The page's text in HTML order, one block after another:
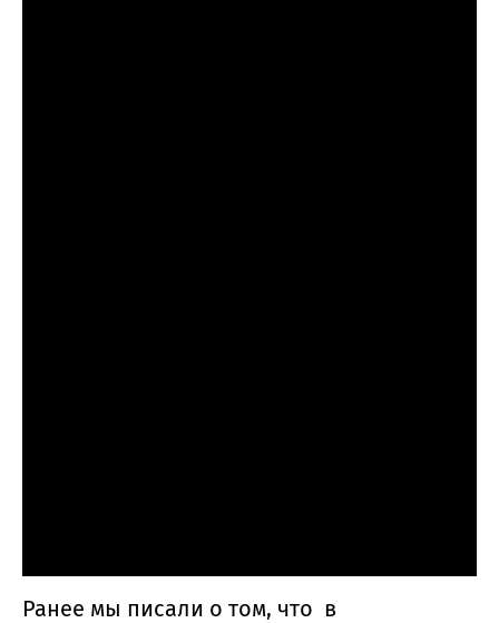
Ранее мы писали о том, что в